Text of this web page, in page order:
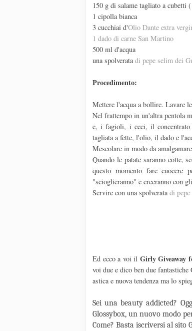
150 g di salame tagliato a cubetti
1 cipolla bianca
3 cucchiai d'Olio Dante extra
1 dado di carne San Martino
500 ml d'acqua
una spolveratadi pepe selim dei
Procedimento:
Mettere l'acqua a bollire. Lavare
Nel frattempo in un'altra pentola
e, i fagioli, i ceci, il concentrato
tagliata a fette, l'olio, il dado e
Mescolare in modo da
Quando le patate saranno cotte,
questo momento fare
"scioglieranno" e creeranno con
Servire con una spolveratadi
Ed ecco a voi il Girly Giveaway
voi due e dico ben due
astica e nuova tendenza ma lo
Sei una beauty addicted?
Glossybox, un nuovo modo
Come? Basta iscriversi al sito